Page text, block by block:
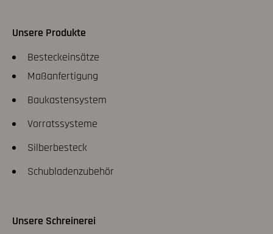
Unsere Produkte
Besteckeinsätze
Maßanfertigung
Baukastensystem
Vorratssysteme
Silberbesteck
Schubladenzubehör
Unsere Schreinerei